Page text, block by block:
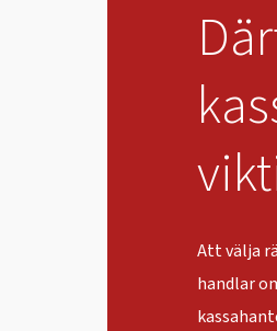
Att välja
handlar